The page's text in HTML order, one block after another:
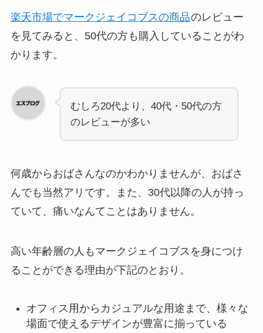
楽天市場でマークジェイコブスの商品のレビュー
を見てみると、50代の方も購入していることがわ
かります。
むしろ20代より、40代・50代の方
のレビューが多い
何歳からおばさんなのかわかりませんが、おばさ
んでも当然アリです。また、30代以降の人が持っ
ていて、痛いなんてことはありません。
高い年齢層の人もマークジェイコブスを身につけ
ることができる理由が下記のとおり。
オフィス用からカジュアルな用途まで、様々な
場面で使えるデザインが豊富に揃っている